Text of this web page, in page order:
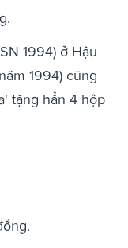
1994) ở Hậu
1994) cũng
tặng hẳn 4 hộp